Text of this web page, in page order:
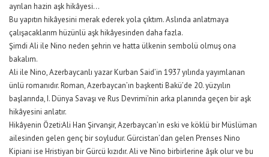
ayrılan hazin aşk hikâyesi…
Bu yapıtın hikâyesini merak ederek yola çıktım. Aslında anlatmaya
çalışacaklarım hüzünlü aşk hikâyesinden daha fazla.
Şimdi Ali ile Nino neden şehrin ve hatta ülkenin sembolü olmuş ona
bakalım.
Ali ile Nino, Azerbaycanlı yazar Kurban Said’in 1937 yılında yayımlanan
ünlü romanıdır. Roman, Azerbaycan’ın başkenti Bakü’de 20. yüzyılın
başlarında, I. Dünya Savaşı ve Rus Devrimi’nin arka planında geçen bir aşk
hikâyesini anlatır.
Hikâyenin Özeti:Ali Han Şirvanşir, Azerbaycan’ın eski ve köklü bir Müslüman
ailesinden gelen genç bir soyludur. Gürcistan’dan gelen Prenses Nino
Kipiani ise Hristiyan bir Gürcü kızıdır. Ali ve Nino birbirlerine âşık olur ve bu